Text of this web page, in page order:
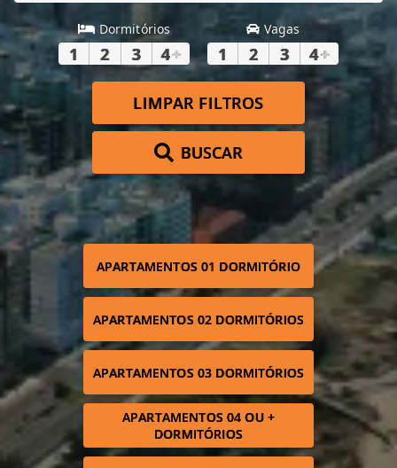
Dormitórios
1 2 3 4+
Vagas
1 2 3 4+
LIMPAR FILTROS
BUSCAR
APARTAMENTOS 01 DORMITÓRIO
APARTAMENTOS 02 DORMITÓRIOS
APARTAMENTOS 03 DORMITÓRIOS
APARTAMENTOS 04 OU +
DORMITÓRIOS